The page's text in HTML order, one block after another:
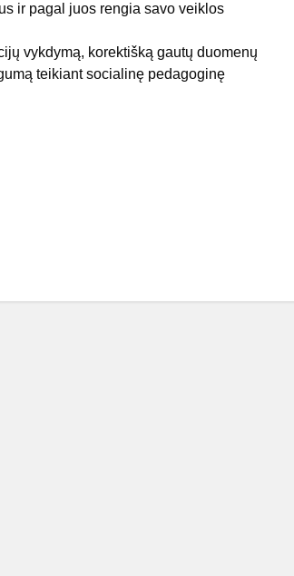
ir pagal juos rengia savo veiklos
vykdymą, korektišką gautų duomenų
teikiant socialinę pedagoginę